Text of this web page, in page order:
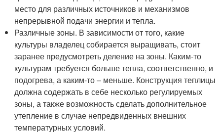
место для различных источников и механизмов
непрерывной подачи энергии и тепла.
Различные зоны. В зависимости от того, какие
культуры владелец собирается выращивать, стоит
заранее предусмотреть деление на зоны. Каким-то
культурам требуется больше тепла, соответственно, и
подогрева, а каким-то – меньше. Конструкция теплицы
должна содержать в себе несколько регулируемых
зоны, а также возможность сделать дополнительное
утепление в случае непредвиденных внешних
температурных условий.